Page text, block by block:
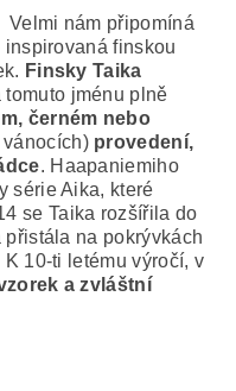
Velmi nám připomíná
finskou
Finsky Taika
tomuto jménu plně
černém nebo
vánocích) provedení,
. Haapaniemiho
série Aika, které
se Taika rozšířila do
na pokrývkách
10-ti letému výročí, v
a zvláštní